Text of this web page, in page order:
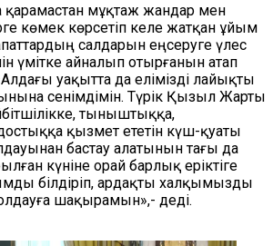
қарамастан мұқтаж жандар мен
көмек көрсетіп келе жатқан ұйым
салдарын еңсеруге үлес
үмітке айналып отырғанын атап
уақытта да елімізді лайықты
сенімдімін. Түрік Қызыл Жарты
тыныштыққа,
қызмет ететін күш-қуаты
бастау алатынын тағы да
күніне орай барлық еріктіге
білдіріп, ардақты халқымызды
шақырамын»,- деді.